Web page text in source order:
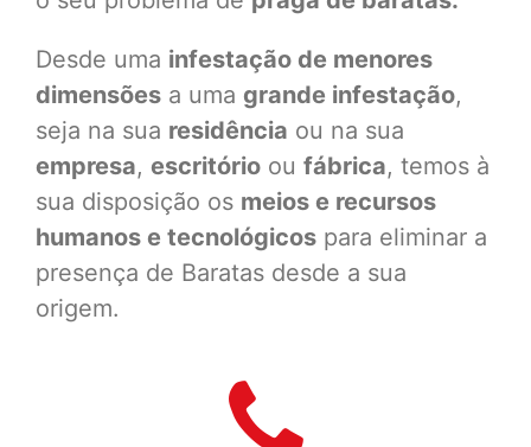
Desde uma infestação de menores
dimensões a uma grande infestação,
seja na sua residência ou na sua
empresa, escritório ou fábrica, temos à
sua disposição os meios e recursos
humanos e tecnológicos para eliminar a
presença de Baratas desde a sua
origem.